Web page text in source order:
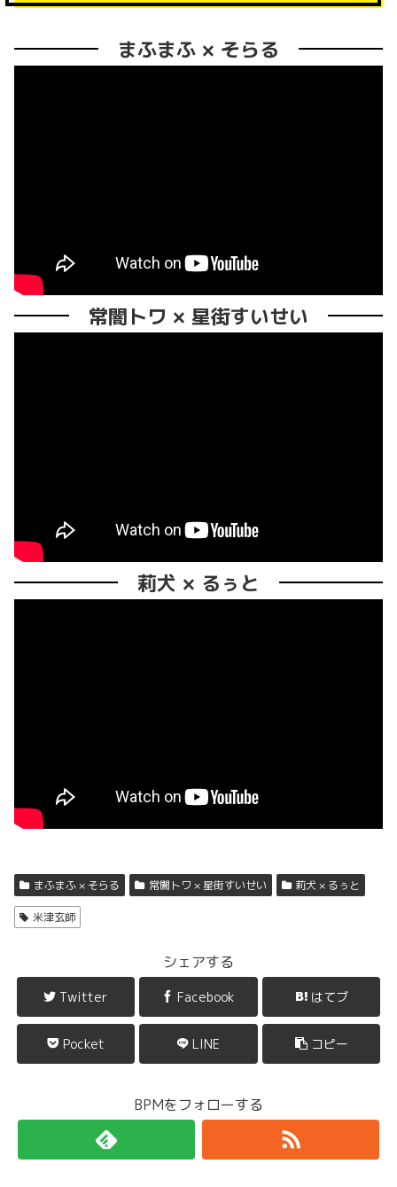
まふまふ × そらる
常闇トワ × 星街すいせい
莉犬 × るぅと
まふまふ × そらる 常闇トワ × 星街すいせい 莉犬 × るぅと
米津玄師
シェアする
Twitter Facebook はてブ
Pocket LINE コピー
BPMをフォローする